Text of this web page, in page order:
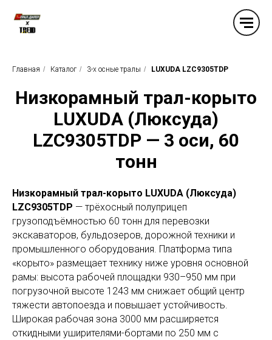
Главная / Каталог / 3-x осные тралы / LUXUDA LZC9305TDP
Низкорамный трал-корыто
LUXUDA (Люксуда)
LZC9305TDP — 3 оси, 60
тонн
Низкорамный трал-корыто LUXUDA (Люксуда)
LZC9305TDP — трёхосный полуприцеп
грузоподъёмностью 60 тонн для перевозки
экскаваторов, бульдозеров, дорожной техники и
промышленного оборудования. Платформа типа
«корыто» размещает технику ниже уровня основной
рамы: высота рабочей площадки 930–950 мм при
погрузочной высоте 1243 мм снижает общий центр
тяжести автопоезда и повышает устойчивость.
Широкая рабочая зона 3000 мм расширяется
откидными уширителями-бортами по 250 мм с